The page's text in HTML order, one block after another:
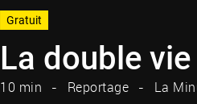
Gratuit
La double
10 min Reportage La